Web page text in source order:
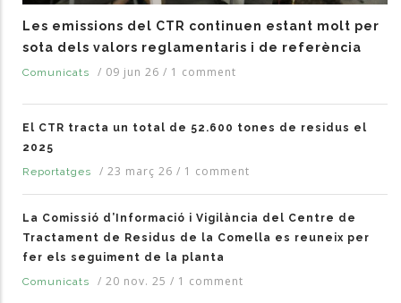
Les emissions del CTR continuen estant molt per
sota dels valors reglamentaris i de referència
Comunicats / 09 jun 26 / 1 comment
El CTR tracta un total de 52.600 tones de residus el
2025
Reportatges
/ 23 març 26 / 1 comment
La Comissió d’Informació i Vigilància del Centre de
Tractament de Residus de la Comella es reuneix per
fer els seguiment de la planta
Comunicats
/ 20 nov. 25 / 1 comment